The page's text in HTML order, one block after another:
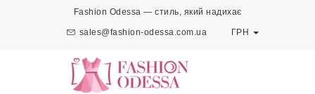
Fashion Odessa — стиль, який надихає
sales@fashion-odessa.com.ua ГРН